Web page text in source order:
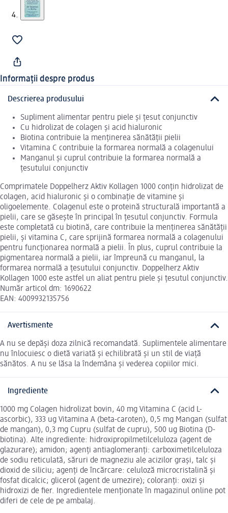
Informații despre produs
Descrierea produsului
Supliment alimentar pentru piele și țesut conjunctiv
Cu hidrolizat de colagen și acid hialuronic
Biotina contribuie la menținerea sănătății pielii
Vitamina C contribuie la formarea normală a colagenului
Manganul și cuprul contribuie la formarea normală a
țesutului conjunctiv
Comprimatele Doppelherz Aktiv Kollagen 1000 conțin hidrolizat de
colagen, acid hialuronic și o combinație de vitamine și
oligoelemente. Colagenul este o proteină structurală importantă a
pielii, care se găsește în principal în țesutul conjunctiv. Formula
este completată cu biotină, care contribuie la menținerea sănătății
pielii, și vitamina C, care sprijină formarea normală a colagenului
pentru funcționarea normală a pielii. În plus, cuprul contribuie la
pigmentarea normală a pielii, iar împreună cu manganul, la
formarea normală a țesutului conjunctiv. Doppelherz Aktiv
Kollagen 1000 este astfel un aliat pentru piele și țesutul conjunctiv.
Număr articol dm: 1690622
EAN: 4009932135756
Avertismente
A nu se depăși doza zilnică recomandată. Suplimentele alimentare
nu înlocuiesc o dietă variată și echilibrată și un stil de viață
sănătos. A nu se lăsa la îndemâna și vederea copiilor mici.
Ingrediente
1000 mg Colagen hidrolizat bovin, 40 mg Vitamina C (acid L-
ascorbic), 333 ug Vitamina A (beta-caroten), 0,5 mg Mangan (sulfat
de mangan), 0,3 mg Cupru (sulfat de cupru), 500 ug Biotina (D-
biotina). Alte ingrediente: hidroxipropilmetilceluloza (agent de
glazurare); amidon; agenți antiaglomeranți: carboximetilceluloza
de sodiu reticulată, săruri de magneziu ale acizilor grași, talc și
dioxid de siliciu; agenți de încărcare: celuloză microcristalină și
fosfat dicalcic; glicerol (agent de umezire); coloranți: oxizi și
hidroxizi de fier. Ingredientele menționate în magazinul online pot
diferi de cele de pe ambalaj.